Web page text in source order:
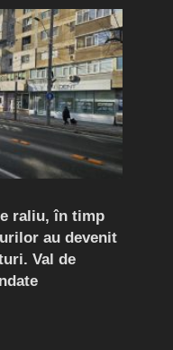
raliu, în timp
au devenit
Val de